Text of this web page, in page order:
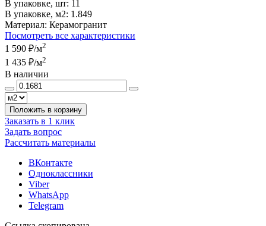
В упаковке, шт: 11
В упаковке, м2: 1.849
Материал: Керамогранит
Посмотреть все характеристики
1 590 ₽/м2
1 435 ₽/м2
В наличии
Положить в корзину
Заказать в 1 клик
Задать вопрос
Рассчитать материалы
ВКонтакте
Одноклассники
Viber
WhatsApp
Telegram